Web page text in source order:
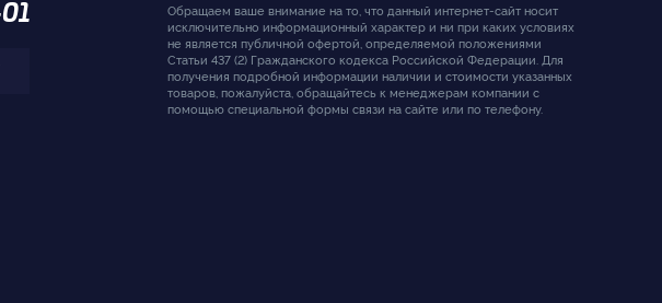
Обращаем ваше внимание на то, что данный интернет-сайт носит
исключительно информационный характер и ни при каких условиях
не является публичной офертой, определяемой положениями
Статьи 437 (2) Гражданского кодекса Российской Федерации. Для
получения подробной информации наличии и стоимости указанных
товаров, пожалуйста, обращайтесь к менеджерам компании с
помощью специальной формы связи на сайте или по телефону.